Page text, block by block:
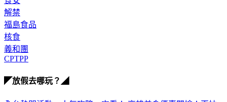
解禁
福島食品
核食
義和團
CPTPP
◤放假去哪玩？◢